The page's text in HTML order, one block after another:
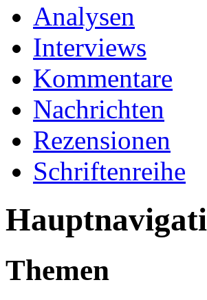
Analysen
Interviews
Kommentare
Nachrichten
Rezensionen
Schriftenreihe
Themen